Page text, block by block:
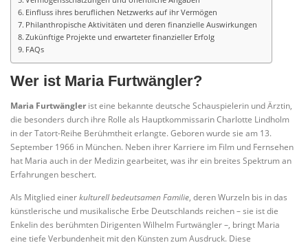
Einfluss ihres beruflichen Netzwerks auf ihr Vermögen
Philanthropische Aktivitäten und deren finanzielle Auswirkungen
Zukünftige Projekte und erwarteter finanzieller Erfolg
FAQs
Wer ist Maria Furtwängler?
Maria Furtwängler ist eine bekannte deutsche Schauspielerin und Ärztin,
die besonders durch ihre Rolle als Hauptkommissarin Charlotte Lindholm
in der Tatort-Reihe Berühmtheit erlangte. Geboren wurde sie am 13.
September 1966 in München. Neben ihrer Karriere im Film und Fernsehen
hat Maria auch in der Medizin gearbeitet, was ihr ein breites Spektrum an
Erfahrungen beschert.
Als Mitglied einerkulturell bedeutsamen Familie, deren Wurzeln bis in das
künstlerische und musikalische Erbe Deutschlands reichen – sie ist die
Enkelin des berühmten Dirigenten Wilhelm Furtwängler –, bringt Maria
eine tiefe Verbundenheit mit den Künsten zum Ausdruck. Diese